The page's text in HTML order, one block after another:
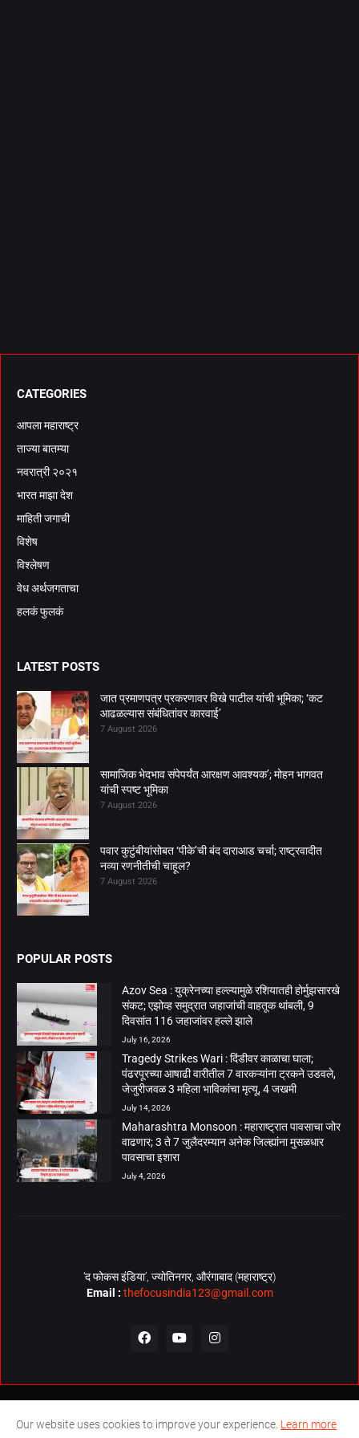
CATEGORIES
आपला महाराष्ट्र
ताज्या बातम्या
नवरात्री २०२१
भारत माझा देश
माहिती जगाची
विशेष
विश्लेषण
वेध अर्थजगताचा
हलकं फुलकं
LATEST POSTS
जात प्रमाणपत्र प्रकरणावर विखे पाटील यांची भूमिका; ‘कट
आढळल्यास संबंधितांवर कारवाई’
7 August 2026
सामाजिक भेदभाव संपेपर्यंत आरक्षण आवश्यक’; मोहन भागवत
यांची स्पष्ट भूमिका
7 August 2026
पवार कुटुंबीयांसोबत ‘पीके’ची बंद दाराआड चर्चा; राष्ट्रवादीत
नव्या रणनीतीची चाहूल?
7 August 2026
POPULAR POSTS
Azov Sea : युक्रेनच्या हल्ल्यामुळे रशियातही होर्मुझसारखे
संकट; एझोव्ह समुद्रात जहाजांची वाहतूक थांबली, 9
दिवसांत 116 जहाजांवर हल्ले झाले
July 16, 2026
Tragedy Strikes Wari : दिंडीवर काळाचा घाला;
पंढरपूरच्या आषाढी वारीतील 7 वारकऱ्यांना ट्रकने उडवले,
जेजुरीजवळ 3 महिला भाविकांचा मृत्यू, 4 जखमी
July 14, 2026
Maharashtra Monsoon : महाराष्ट्रात पावसाचा जोर
वाढणार; 3 ते 7 जुलैदरम्यान अनेक जिल्ह्यांना मुसळधार
पावसाचा इशारा
July 4, 2026
‘द फोकस इंडिया’, ज्योतिनगर, औरंगाबाद (महाराष्ट्र)
Email : thefocusindia123@gmail.com
About Us Contact Us The Focus India Policy
Our website uses cookies to improve your experience. Learn more